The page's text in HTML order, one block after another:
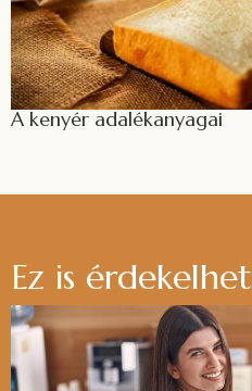
A kenyér adalékanyagai
Ez is érdekelhet